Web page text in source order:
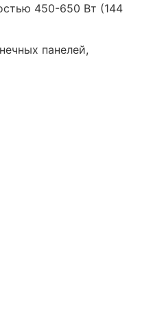
450-650 Вт (144
панелей,